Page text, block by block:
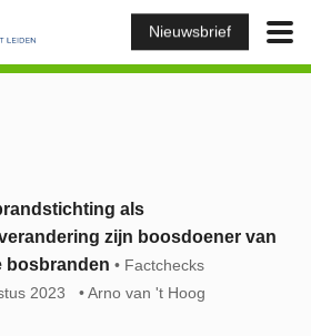
Nieuwsbrief
als
zijn boosdoener van
bosbranden
Factchecks
2023
Arno van 't Hoog